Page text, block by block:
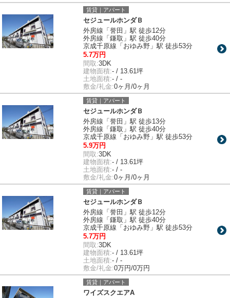
賃貸｜アパート
セジュールホンダＢ
外房線「誉田」駅 徒歩12分
外房線「鎌取」駅 徒歩40分
京成千原線「おゆみ野」駅 徒歩53分
5.7万円
間取:3DK
建物面積:- / 13.61坪
土地面積:- / -
敷金/礼金:0ヶ月/0ヶ月
賃貸｜アパート
セジュールホンダＢ
外房線「誉田」駅 徒歩13分
外房線「鎌取」駅 徒歩40分
京成千原線「おゆみ野」駅 徒歩53分
5.9万円
間取:3DK
建物面積:- / 13.61坪
土地面積:- / -
敷金/礼金:0ヶ月/0ヶ月
賃貸｜アパート
セジュールホンダＢ
外房線「誉田」駅 徒歩12分
外房線「鎌取」駅 徒歩40分
京成千原線「おゆみ野」駅 徒歩53分
5.7万円
間取:3DK
建物面積:- / 13.61坪
土地面積:- / -
敷金/礼金:0万円/0万円
賃貸｜アパート
ワイズスクエアA